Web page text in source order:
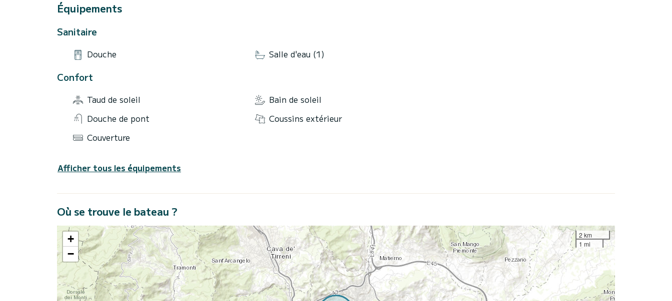
Équipements
Sanitaire
Douche Salle d'eau (1)
Confort
Taud de soleil
Bain de soleil
Douche de pont
Coussins extérieur
Couverture
Afficher tous les équipements
Où se trouve le bateau ?
+
−
2 km
1 mi